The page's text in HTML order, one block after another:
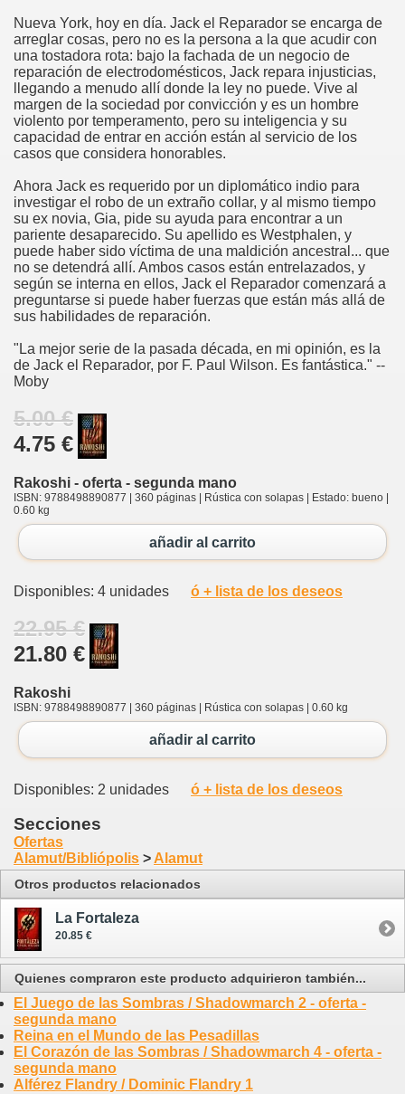
Nueva York, hoy en día. Jack el Reparador se encarga de
arreglar cosas, pero no es la persona a la que acudir con
una tostadora rota: bajo la fachada de un negocio de
reparación de electrodomésticos, Jack repara injusticias,
llegando a menudo allí donde la ley no puede. Vive al
margen de la sociedad por convicción y es un hombre
violento por temperamento, pero su inteligencia y su
capacidad de entrar en acción están al servicio de los
casos que considera honorables.
Ahora Jack es requerido por un diplomático indio para
investigar el robo de un extraño collar, y al mismo tiempo
su ex novia, Gia, pide su ayuda para encontrar a un
pariente desaparecido. Su apellido es Westphalen, y
puede haber sido víctima de una maldición ancestral... que
no se detendrá allí. Ambos casos están entrelazados, y
según se interna en ellos, Jack el Reparador comenzará a
preguntarse si puede haber fuerzas que están más allá de
sus habilidades de reparación.
"La mejor serie de la pasada década, en mi opinión, es la
de Jack el Reparador, por F. Paul Wilson. Es fantástica." --
Moby
5.00 €
4.75 €
Rakoshi - oferta - segunda mano
ISBN: 9788498890877 | 360 páginas | Rústica con solapas | Estado: bueno |
0.60 kg
añadir al carrito
Disponibles: 4 unidades ó + lista de los deseos
22.95 €
21.80 €
Rakoshi
ISBN: 9788498890877 | 360 páginas | Rústica con solapas | 0.60 kg
añadir al carrito
Disponibles: 2 unidades ó + lista de los deseos
Secciones
Ofertas
Alamut/Bibliópolis > Alamut
Otros productos relacionados
La Fortaleza
20.85 €
Quienes compraron este producto adquirieron también...
El Juego de las Sombras / Shadowmarch 2 - oferta -
segunda mano
Reina en el Mundo de las Pesadillas
El Corazón de las Sombras / Shadowmarch 4 - oferta -
segunda mano
Alférez Flandry / Dominic Flandry 1